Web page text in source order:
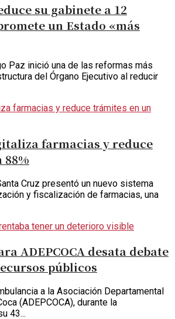
su gabinete a 12
un Estado «más
Paz inició una de las reformas más
del Órgano Ejecutivo al reducir
farmacias y reduce
Cruz presentó un nuevo sistema
y fiscalización de farmacias, una
ADEPCOCA desata debate
públicos
a la Asociación Departamental
(ADEPCOCA), durante la
43...